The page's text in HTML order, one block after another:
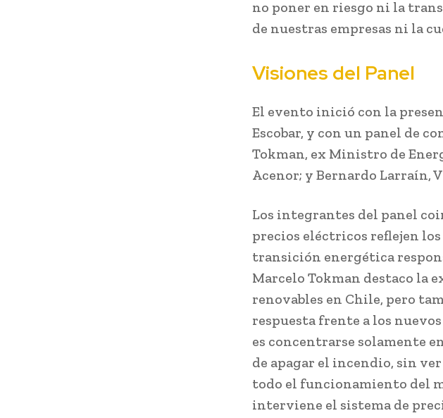
no poner en riesgo ni la
de nuestras empresas ni la
Visiones del Panel
El evento inició con la
Escobar, y con un panel de
Tokman, ex Ministro de
Acenor; y Bernardo Larraín,
Los integrantes del panel
precios eléctricos reflejen
transición energética
Marcelo Tokman destaco la
renovables en Chile, pero
respuesta frente a los
es concentrarse solamente
de apagar el incendio, sin
todo el funcionamiento del
interviene el sistema de